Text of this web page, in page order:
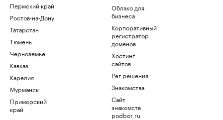
Пермский край
Ростов-на-Дону
Татарстан
Тюмень
Черноземье
Кавказ
Карелия
Мурманск
Приморский
край
Облако для
бизнеса
Корпоративный
регистратор
доменов
Хостинг
сайтов
Рег.решения
Знакомства
Сайт
знакомств
podbor.ru